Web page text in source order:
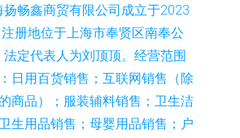
扬畅鑫商贸有限公司成立于2023
册地位于上海市奉贤区南奉公
法定代表人为刘顶顶。经营范围
日用百货销售；互联网销售（除
商品）；服装辅料销售；卫生洁
生用品销售；母婴用品销售；户